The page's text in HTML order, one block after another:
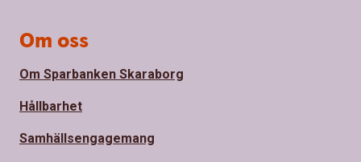
Om oss
Om Sparbanken Skaraborg
Hållbarhet
Samhällsengagemang